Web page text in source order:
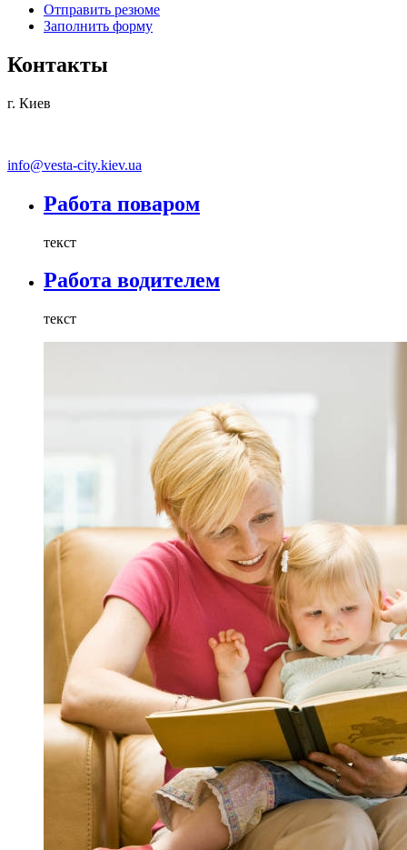
Отправить резюме
Заполнить форму
Контакты
г. Киев
info@vesta-city.kiev.ua
Работа поваром
текст
Работа водителем
текст